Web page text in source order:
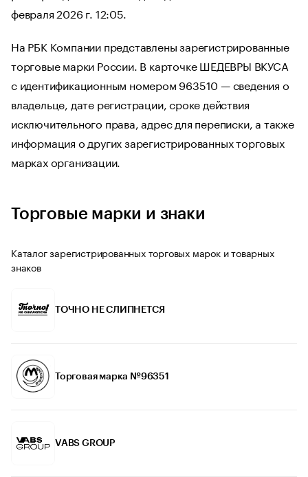
февраля 2026 г. 12:05.
На РБК Компании представлены зарегистрированные
торговые марки России. В карточке ШЕДЕВРЫ ВКУСА
с идентификационным номером 963510 — сведения о
владельце, дате регистрации, сроке действия
исключительного права, адрес для переписки, а также
информация о других зарегистрированных торговых
марках организации.
Торговые марки и знаки
Каталог зарегистрированных торговых марок и товарных
знаков
ТОЧНО НЕ СЛИПНЕТСЯ
Торговая марка №96351
VABS GROUP